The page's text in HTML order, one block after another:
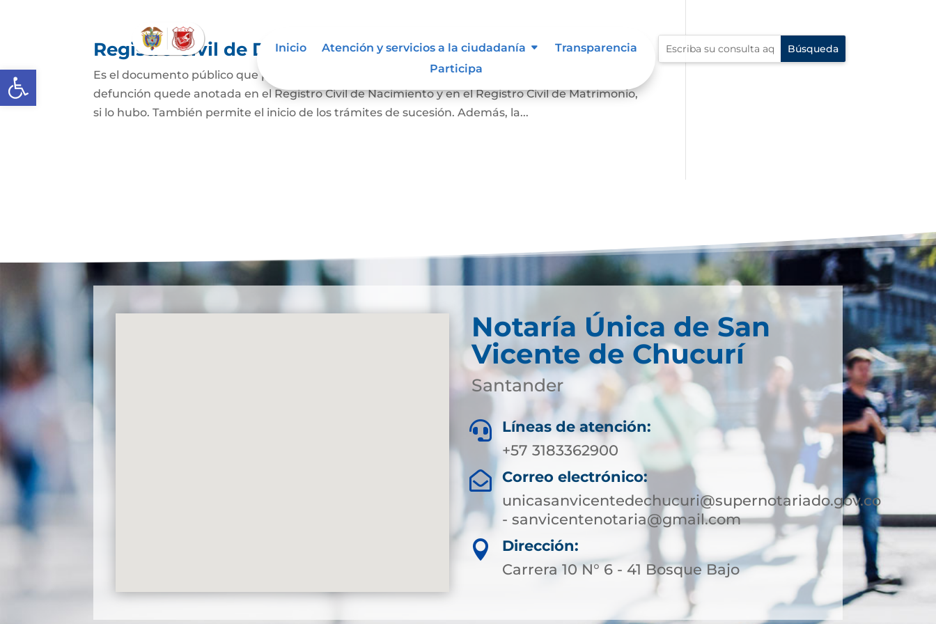
Abrir barra de herramientas
Inicio Atención y servicios a la ciudadanía
Transparencia
Participa
Registro Civil de Defunción
Es el documento público que prueba el hecho de la muerte y su causa. Sirve para que la
defunción quede anotada en el Registro Civil de Nacimiento y en el Registro Civil de Matrimonio,
si lo hubo. También permite el inicio de los trámites de sucesión. Además, la...
Notaría Única de San
Vicente de Chucurí
Santander

Líneas de atención:
+57 3183362900

Correo electrónico:
unicasanvicentedechucuri@supernotariado.gov.co
- sanvicentenotaria@gmail.com

Dirección:
Carrera 10 N° 6 - 41 Bosque Bajo